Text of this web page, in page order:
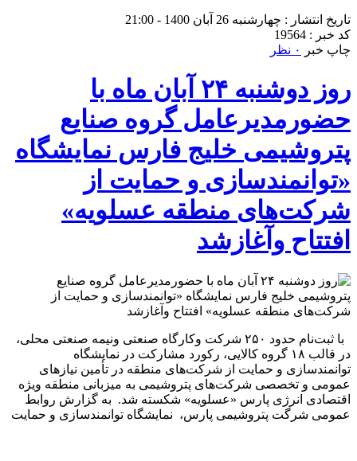
تاریخ انتشار : چهارشنبه 26 آبان 1400 - 21:00
کد خبر : 19564
چاپ خبر
۰ نظر
روز دوشنبه ۲۴ آبان ماه با
حضورمدیرعامل گروه صنایع
پتروشیمی خلیج فارس نمایشگاه
«توانمندسازی و حمایت از
شرکت‌های منطقه عسلویه»
افتتاح وآغازشد
با ثبت‌نام حدود ۲۵۰ شرکت و‌کارگاه صنعتی و‌نیمه صنعتی محلی،
در قالب ۱۸ گروه کالایی، رکورد مشارکت در نمایشگاه
‏توانمندسازی و حمایت از شرکت‌های منطقه در تأمین نیازهای
عمومی و تخصصی شرکت‌های ‏پتروشیمی به میزبانی منطقه ویژه
‏اقتصادی انرژی پارس «عسلویه» شکسته شد.‏ به گزارش روابط
عمومی شرگت پتروشیمی پارس، نمایشگاه توانمندسازی و حمایت